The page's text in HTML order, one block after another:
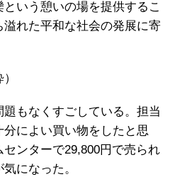
いう憩いの場を提供するこ
溢れた平和な社会の発展に寄
題もなくすごしている。担当
によい買い物をしたと思
ンターで29,800円で売られ
になった。